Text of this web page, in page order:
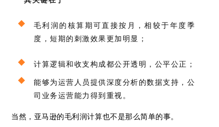
毛利润的核算期可直接按月，相较于年度季
度，短期的刺激效果更加明显；
计算逻辑和收支构成都公开透明，公平公正；
能够为运营人员提供深度分析的数据支持，公
司业务运营能力得到重视。
当然，亚马逊的毛利润计算也不是那么简单的事。